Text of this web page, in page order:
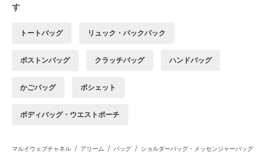
す
トートバッグ リュック・バックパック
ボストンバッグ クラッチバッグ ハンドバッグ
かごバッグ ポシェット
ボディバッグ・ウエストポーチ
マルイウェブチャネル / アリーム / バッグ / ショルダーバッグ・メッセンジャーバッグ